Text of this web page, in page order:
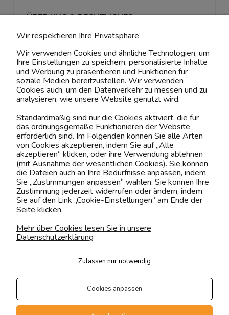
Kontaktiere uns!
0151 12200811
shop@yourhouse24.eu
Mo. - Fr. 07:00-15:00
ÜBER UNS & RECHTLICHES
MEIN ACCOUNT
BELIEBTE KATEGORIEN
Transportarten
Der Versand erfolgt per
private Spedition
Geprüfte Präsenz
Wir respektieren Ihre Privatsphäre
Wir verwenden Cookies und ähnliche Technologien, um
Ihre Einstellungen zu speichern, personalisierte Inhalte
und Werbung zu präsentieren und Funktionen für
soziale Medien bereitzustellen. Wir verwenden
Cookies auch, um den Datenverkehr zu messen und zu
analysieren, wie unsere Website genutzt wird.
Standardmäßig sind nur die Cookies aktiviert, die für
das ordnungsgemäße Funktionieren der Website
erforderlich sind. Im Folgenden können Sie alle Arten
von Cookies akzeptieren, indem Sie auf „Alle
akzeptieren“ klicken, oder ihre Verwendung ablehnen
(mit Ausnahme der wesentlichen Cookies). Sie können
die Dateien auch an Ihre Bedürfnisse anpassen, indem
Sie „Zustimmungen anpassen“ wählen. Sie können Ihre
Zustimmung jederzeit widerrufen oder ändern, indem
Sie auf den Link „Cookie-Einstellungen“ am Ende der
Seite klicken.
Mehr über Cookies lesen Sie in unsere
Datenschutzerklärung
Zulassen nur notwendig
Cookies anpassen